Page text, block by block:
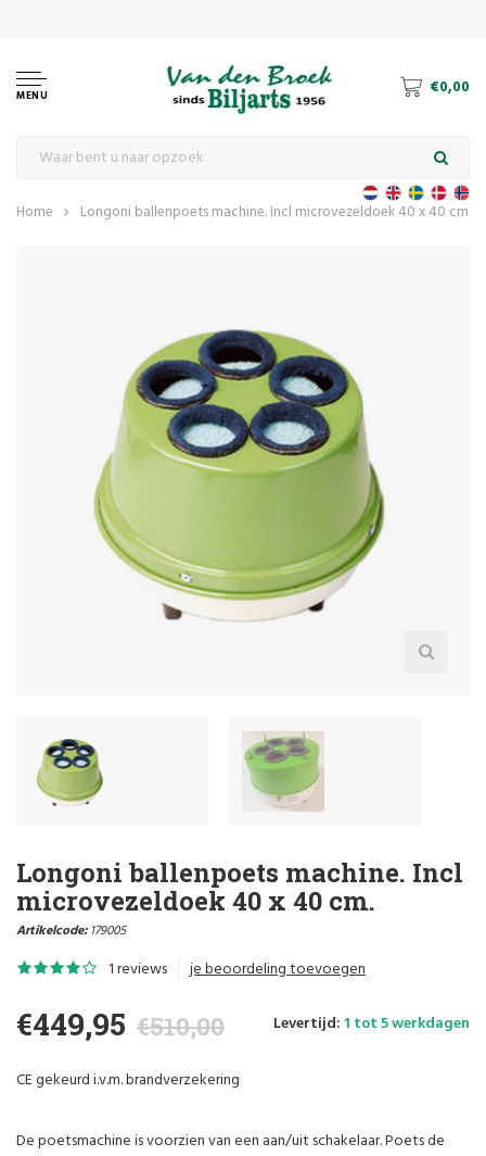
MENU €0,00
Home Longoni ballenpoets machine. Incl microvezeldoek 40 x 40 cm.
Longoni ballenpoets machine. Incl
microvezeldoek 40 x 40 cm.
Artikelcode:179005
1 reviews je beoordeling toevoegen
€449,95 €510,00 Levertijd: 1 tot 5 werkdagen
CE gekeurd i.v.m. brandverzekering
De poetsmachine is voorzien van een aan/uit schakelaar. Poets de